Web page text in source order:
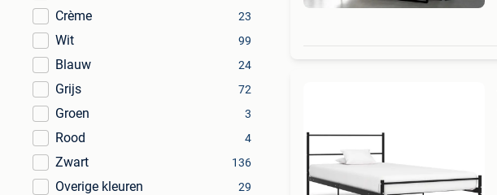
Crème 23
Wit 99
Blauw 24
Grijs 72
Groen 3
Rood 4
Zwart 136
Overige kleuren 29